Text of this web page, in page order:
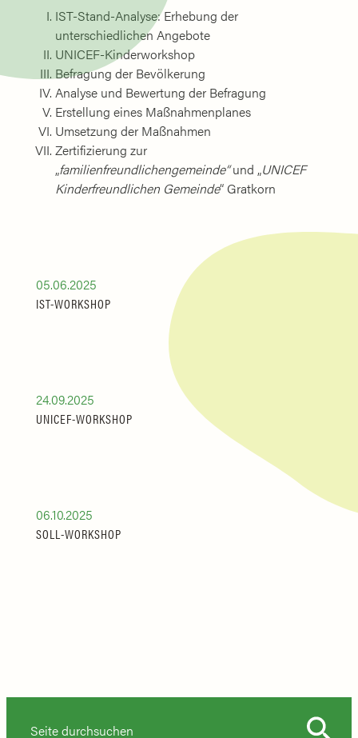
IST-Stand-Analyse: Erhebung der
unterschiedlichen Angebote
UNICEF-Kinderworkshop
Befragung der Bevölkerung
Analyse und Bewertung der Befragung
Erstellung eines Maßnahmenplanes
Umsetzung der Maßnahmen
Zertifizierung zur
„familienfreundlichengemeinde“und „UNICEF
Kinderfreundlichen Gemeinde“ Gratkorn
05.06.2025
IST-WORKSHOP
24.09.2025
UNICEF-WORKSHOP
06.10.2025
SOLL-WORKSHOP